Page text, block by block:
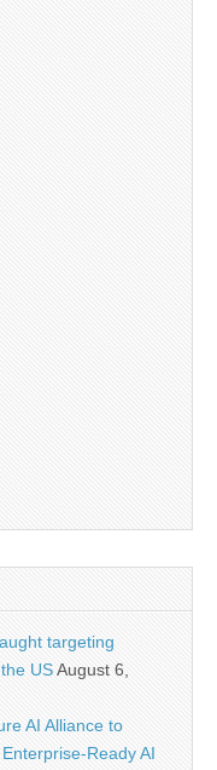
targeting
USAugust 6,
AI Alliance to
Ready AI